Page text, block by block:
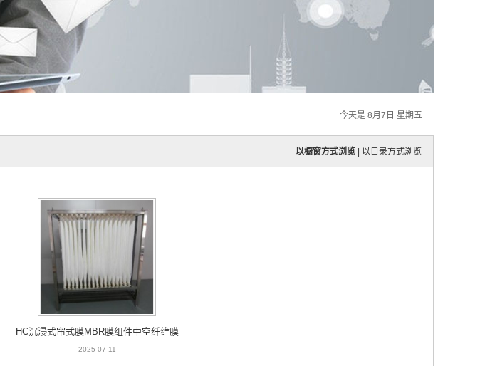
今天是 8月7日 星期五
以橱窗方式浏览 以目录方式浏览
HC沉浸式帘式膜MBR膜组件中空纤维膜
2025-07-11